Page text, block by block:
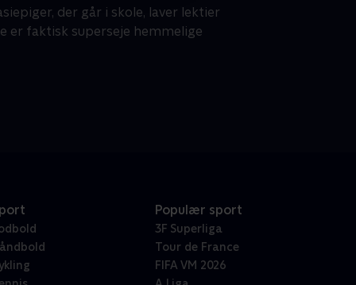
der går i skole, laver lektier
er faktisk superseje hemmelige
Populær sport
3F Superliga
Tour de France
FIFA VM 2026